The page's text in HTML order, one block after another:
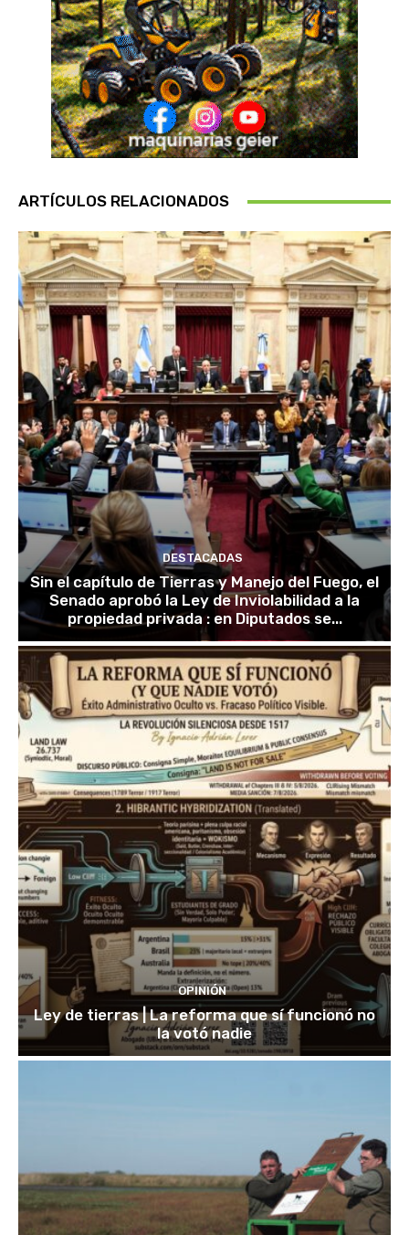
ARTÍCULOS RELACIONADOS
DESTACADAS
Sin el capítulo de Tierras y Manejo del Fuego, el
Senado aprobó la Ley de Inviolabilidad a la
propiedad privada : en Diputados se...
OPINIÓN
Ley de tierras | La reforma que sí funcionó no
la votó nadie